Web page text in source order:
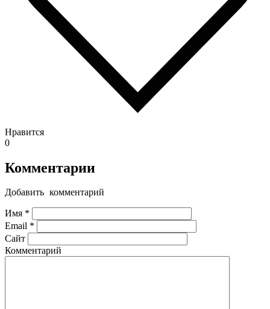
Нравится
0
Комментарии
Добавить комментарий
Имя *
Email *
Сайт
Комментарий